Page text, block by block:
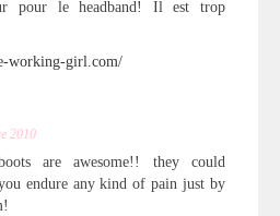
pour le headband! Il est trop
working-girl.com/
2010
are awesome!! they could
endure any kind of pain just by